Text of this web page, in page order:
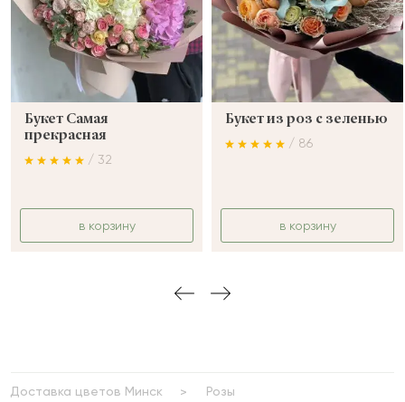
Букет Самая
прекрасная
/ 32
в корзину
Букет из роз с зеленью
/ 86
в корзину
Доставка цветов Минск
Розы